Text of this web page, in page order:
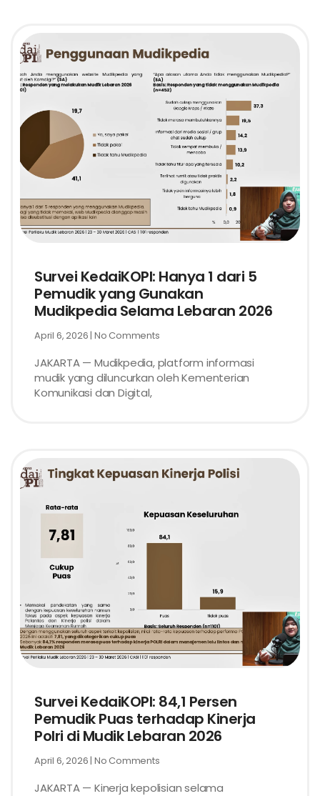
Survei KedaiKOPI: Hanya 1 dari 5
Pemudik yang Gunakan
Mudikpedia Selama Lebaran 2026
April 6, 2026 No Comments
JAKARTA — Mudikpedia, platform informasi
mudik yang diluncurkan oleh Kementerian
Komunikasi dan Digital,
Survei KedaiKOPI: 84,1 Persen
Pemudik Puas terhadap Kinerja
Polri di Mudik Lebaran 2026
April 6, 2026 No Comments
JAKARTA — Kinerja kepolisian selama